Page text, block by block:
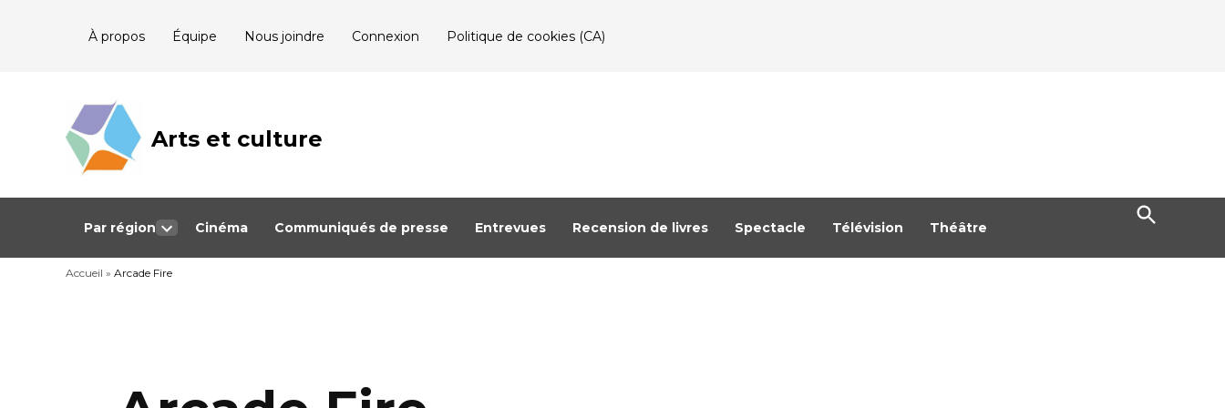
À propos Équipe Nous joindre Connexion Politique de cookies (CA)
Arts et culture
Journalisme
Québec
Par région
dropdown
menu
Cinéma Communiqués de presse Entrevues Recension de livres Spectacle Télévision Théâtre
Open
Search
Accueil » Arcade Fire